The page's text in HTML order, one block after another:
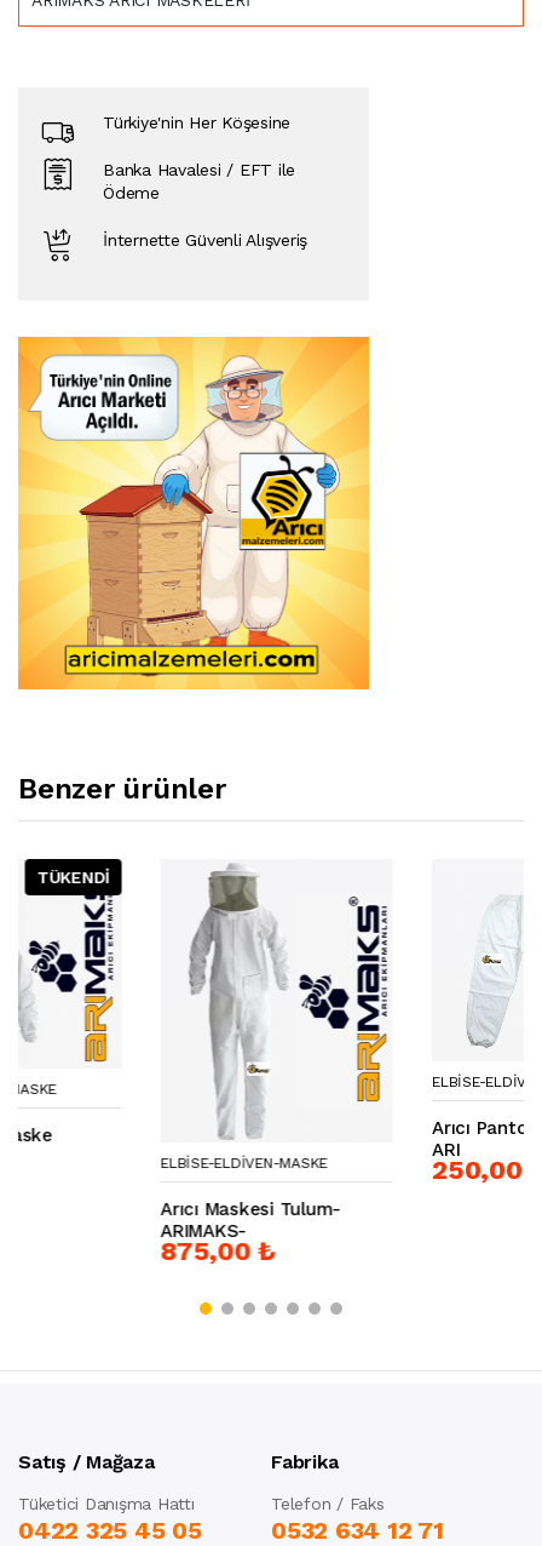
Türkiye'nin Her Köşesine
Banka Havalesi / EFT ile
Ödeme
İnternette Güvenli Alışveriş
Benzer ürünler
ELBISE-ELDIVEN-MASKE
Arıcı Maskesi Tulum-
ELBISE-ELDIVEN-MASKE
Arıcı Pantolon - Şalvarı-
250,00 ₺
Satış / Mağaza
Tüketici Danışma Hattı
0422 325 45 05
Fabrika
Telefon / Faks
0532 634 12 71